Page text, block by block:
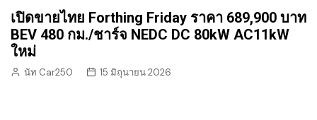
เปิดขายไทย Forthing Friday ราคา 689,900 บาท
BEV 480 กม./ชาร์จ NEDC DC 80kW AC11kW
ใหม่
นัท Car250 15 มิถุนายน 2026